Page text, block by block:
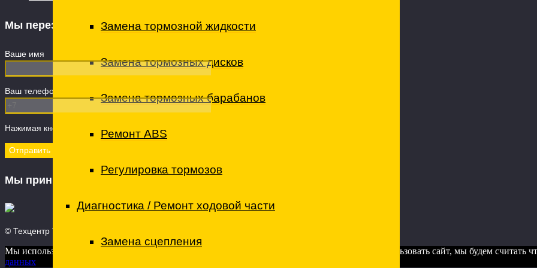
Замена тормозной жидкости
Замена тормозных дисков
Замена тормозных барабанов
Ремонт ABS
Регулировка тормозов
Диагностика / Ремонт ходовой части
Замена сцепления
Мы перезвоним
Ваше имя
Ваш телефон (обязательно)
Нажимая кнопку "Отправить" вы даете Согласие на
Мы принимаем
© Техцентр ТО - технический центр, 2026
Мы используем куки для наилучшего представления нашего сайта. Если Вы продолжите использовать сайт, мы будем считать
данных